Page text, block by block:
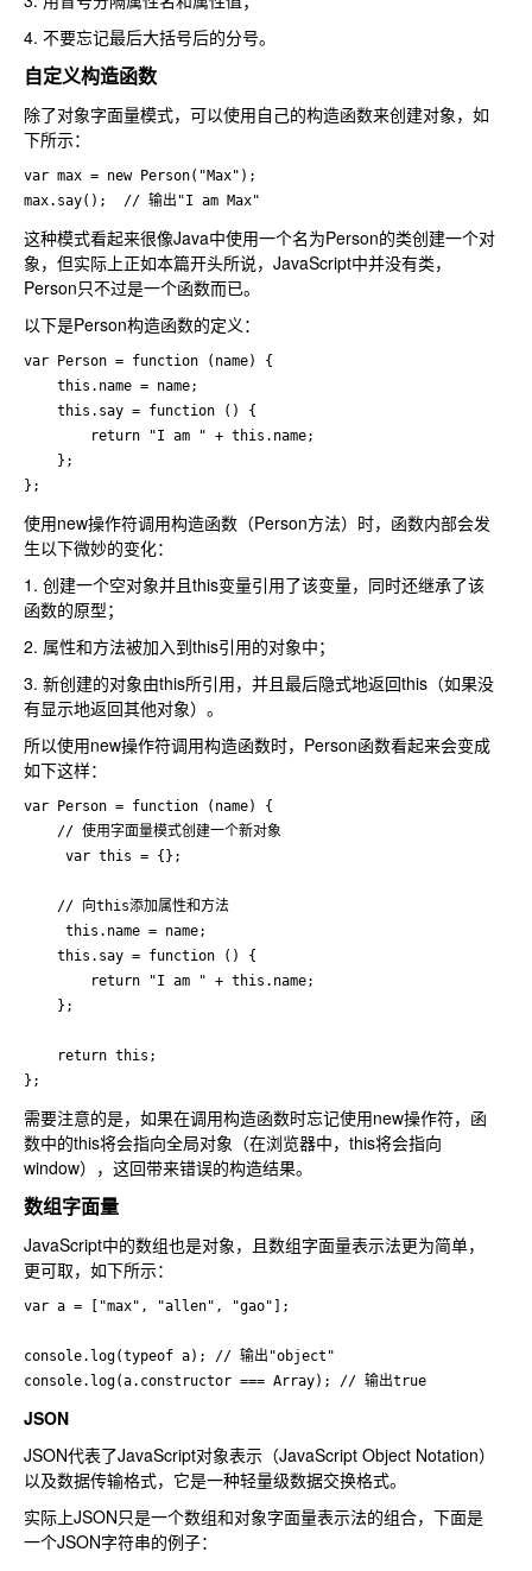
4. 不要忘记最后大括号后的分号。
自定义构造函数
除了对象字面量模式，可以使用自己的构造函数来创建对象，如
下所示：
var max = new Person("Max");
max.say();  // 输出"I am Max"
这种模式看起来很像Java中使用一个名为Person的类创建一个对
象，但实际上正如本篇开头所说，JavaScript中并没有类，
Person只不过是一个函数而已。
以下是Person构造函数的定义：
var Person = function (name) {
    this.name = name;
    this.say = function () {
        return "I am " + this.name;
    };
};
使用new操作符调用构造函数（Person方法）时，函数内部会发
生以下微妙的变化：
1. 创建一个空对象并且this变量引用了该变量，同时还继承了该
函数的原型；
2. 属性和方法被加入到this引用的对象中；
3. 新创建的对象由this所引用，并且最后隐式地返回this（如果没
有显示地返回其他对象）。
所以使用new操作符调用构造函数时，Person函数看起来会变成
如下这样：
var Person = function (name) {
    // 使用字面量模式创建一个新对象
     var this = {};
    // 向this添加属性和方法
     this.name = name;
    this.say = function () {
        return "I am " + this.name;
    };
    return this;
};
需要注意的是，如果在调用构造函数时忘记使用new操作符，函
数中的this将会指向全局对象（在浏览器中，this将会指向
window），这回带来错误的构造结果。
数组字面量
JavaScript中的数组也是对象，且数组字面量表示法更为简单，
更可取，如下所示：
var a = ["max", "allen", "gao"];
console.log(typeof a); // 输出"object"
console.log(a.constructor === Array); // 输出true
JSON
JSON代表了JavaScript对象表示（JavaScript Object Notation）
以及数据传输格式，它是一种轻量级数据交换格式。
实际上JSON只是一个数组和对象字面量表示法的组合，下面是
一个JSON字符串的例子：